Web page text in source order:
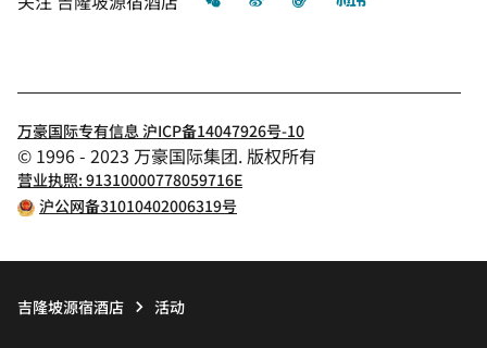
万豪国际专有信息 沪ICP备14047926号-10
© 1996 - 2023 万豪国际集团. 版权所有
营业执照: 91310000778059716E
沪公网备31010402006319号
吉隆坡源宿酒店 活动